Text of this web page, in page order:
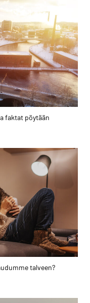
faktat pöytään
talveen?